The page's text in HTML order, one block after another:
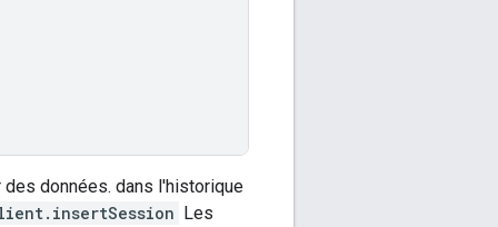
données. dans l'historique
Les